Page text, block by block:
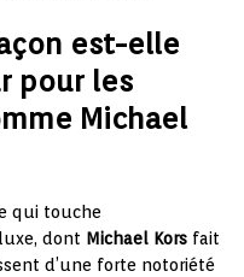
est-elle
pour les
Michael
qui touche
dont Michael Kors fait
d’une forte notoriété